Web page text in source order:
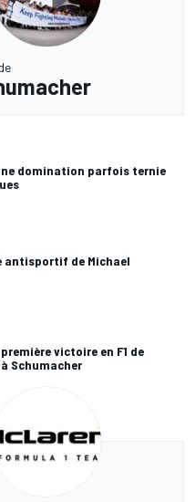
domination parfois ternie
antisportif de Michael
victoire en F1 de
Schumacher